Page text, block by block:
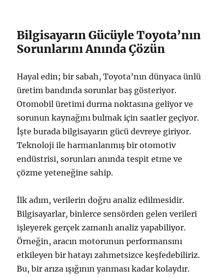
Bilgisayarın Gücüyle Toyota’nın
Sorunlarını Anında Çözün
Hayal edin; bir sabah, Toyota’nın dünyaca ünlü
üretim bandında sorunlar baş gösteriyor.
Otomobil üretimi durma noktasına geliyor ve
sorunun kaynağını bulmak için saatler geçiyor.
İşte burada bilgisayarın gücü devreye giriyor.
Teknoloji ile harmanlanmış bir otomotiv
endüstrisi, sorunları anında tespit etme ve
çözme yeteneğine sahip.
İlk adım, verilerin doğru analiz edilmesidir.
Bilgisayarlar, binlerce sensörden gelen verileri
işleyerek gerçek zamanlı analiz yapabiliyor.
Örneğin, aracın motorunun performansını
etkileyen bir hatayı zahmetsizce keşfedebiliriz.
Bu, bir arıza ışığının yanması kadar kolaydır.